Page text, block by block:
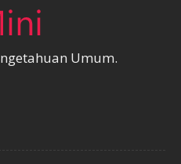
Umum.